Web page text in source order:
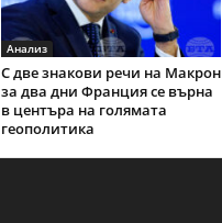
Анализ
С две знакови речи на Макрон
за два дни Франция се върна
в центъра на голямата
геополитика